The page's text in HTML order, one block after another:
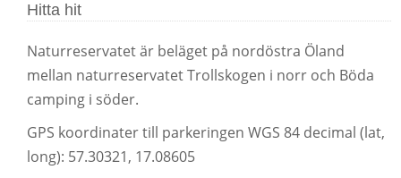
Hitta hit
Naturreservatet är beläget på nordöstra Öland
mellan naturreservatet Trollskogen i norr och Böda
camping i söder.
GPS koordinater till parkeringen WGS 84 decimal (lat,
long): 57.30321, 17.08605